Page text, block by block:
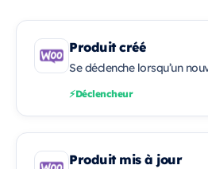
Produit créé
Se déclenche lorsqu’un
Déclencheur
Produit mis à jour